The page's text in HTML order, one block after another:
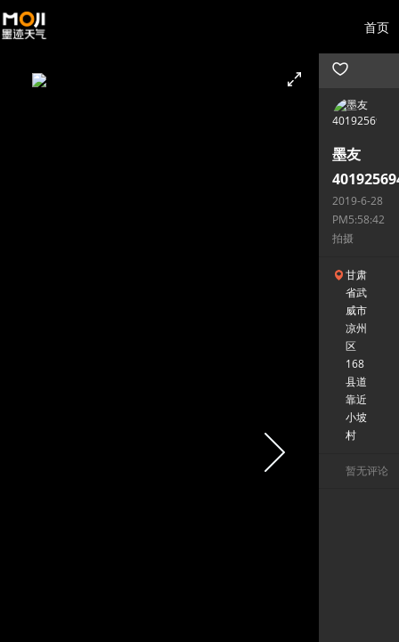
首页
墨友
2019-6-28
PM5:58:42
拍摄
甘肃
省武
威市
凉州
区
168
县道
靠近
小坡
村
暂无评论